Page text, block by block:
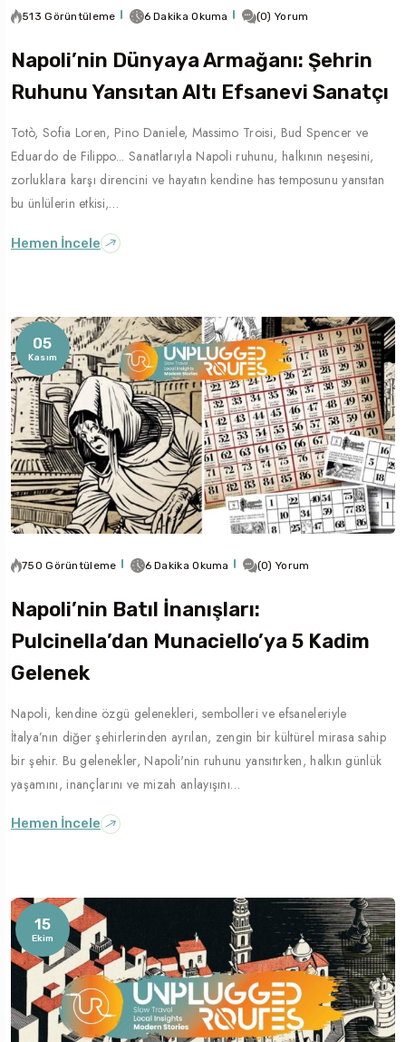
513 Görüntüleme 6 Dakika Okuma (0) Yorum
Napoli’nin Dünyaya Armağanı: Şehrin
Ruhunu Yansıtan Altı Efsanevi Sanatçı
Totò, Sofia Loren, Pino Daniele, Massimo Troisi, Bud Spencer ve
Eduardo de Filippo... Sanatlarıyla Napoli ruhunu, halkının neşesini,
zorluklara karşı direncini ve hayatın kendine has temposunu yansıtan
bu ünlülerin etkisi,…
Hemen İncele
05
Kasım
750 Görüntüleme 6 Dakika Okuma (0) Yorum
Napoli’nin Batıl İnanışları:
Pulcinella’dan Munaciello’ya 5 Kadim
Gelenek
Napoli, kendine özgü gelenekleri, sembolleri ve efsaneleriyle
İtalya’nın diğer şehirlerinden ayrılan, zengin bir kültürel mirasa sahip
bir şehir. Bu gelenekler, Napoli'nin ruhunu yansıtırken, halkın günlük
yaşamını, inançlarını ve mizah anlayışını…
Hemen İncele
15
Ekim